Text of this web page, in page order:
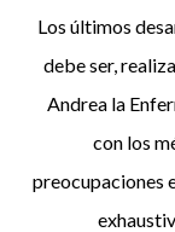
Los últimos
debe ser,
Andrea la
con los
preocupaciones